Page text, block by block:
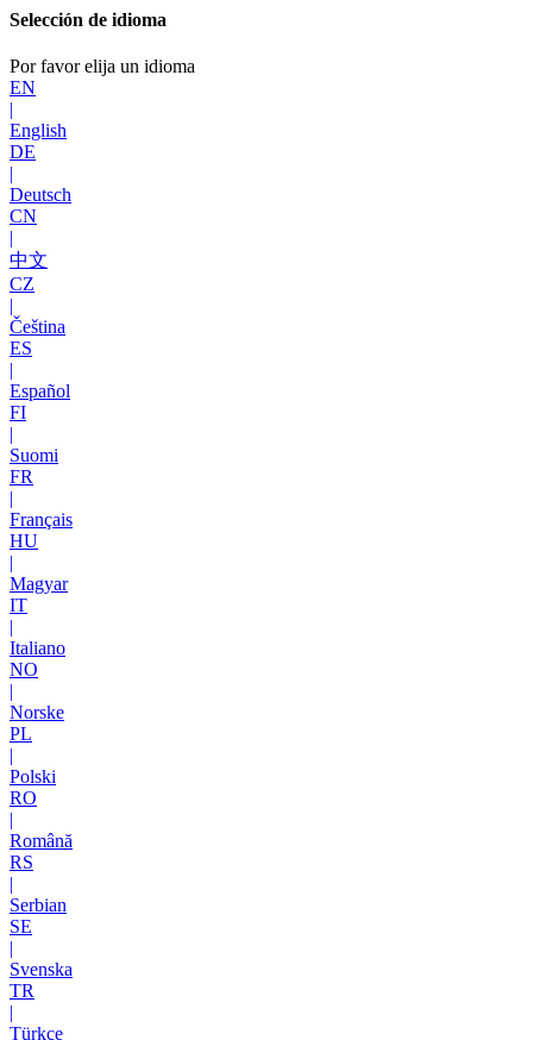
Selección de idioma
Por favor elija un idioma
EN
|
English
DE
|
Deutsch
CN
|
中文
CZ
|
Čeština
ES
|
Español
FI
|
Suomi
FR
|
Français
HU
|
Magyar
IT
|
Italiano
NO
|
Norske
PL
|
Polski
RO
|
Română
RS
|
Serbian
SE
|
Svenska
TR
|
Türkçe